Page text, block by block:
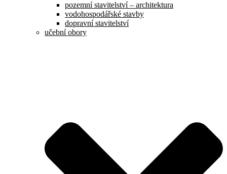
pozemní stavitelství – architektura
vodohospodářské stavby
dopravní stavitelství
učební obory